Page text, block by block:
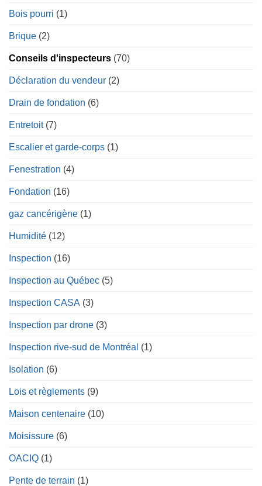
Bois pourri (1)
Brique (2)
Conseils d'inspecteurs (70)
Déclaration du vendeur (2)
Drain de fondation (6)
Entretoit(7)
Escalier et garde-corps (1)
Fenestration (4)
Fondation (16)
gaz cancérigène (1)
Humidité (12)
Inspection (16)
Inspection au Québec (5)
Inspection CASA (3)
Inspection par drone (3)
Inspection rive-sud de Montréal (1)
Isolation (6)
Lois et règlements (9)
Maison centenaire (10)
Moisissure (6)
OACIQ (1)
Pente de terrain (1)